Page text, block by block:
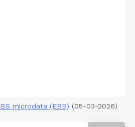
microdata (EBB) (05-03-2026)